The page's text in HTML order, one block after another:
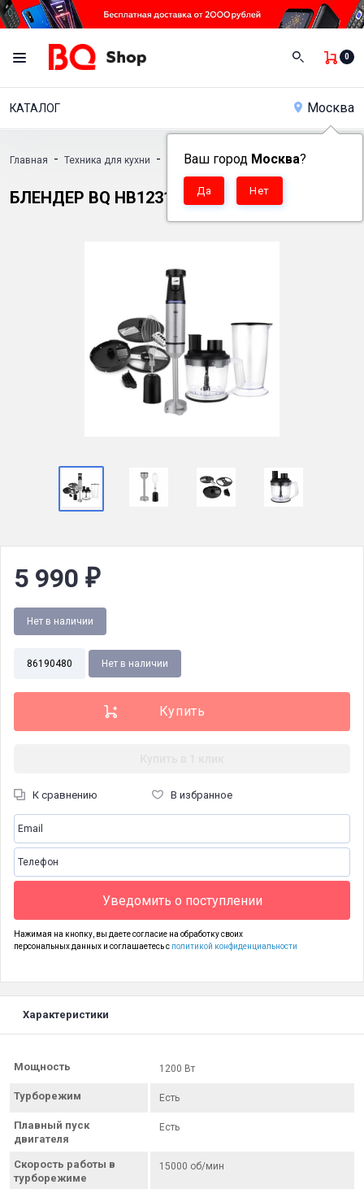
0
КАТАЛОГ Москва
Ваш город Москва?
Главная - Техника для кухни - Ручные блендеры
БЛЕНДЕР BQ HB1231SS
5 990 ₽
Нет в наличии
86190480 Нет в наличии
К сравнению В избранное
Уведомить о поступлении
Нажимая на кнопку, вы даете согласие на обработку своих
персональных данных и соглашаетесь с политикой конфиденциальности
Характеристики
Мощность 1200 Вт
Турборежим Есть
Плавный пуск
двигателя
Есть
Скорость работы в
турборежиме
15000 об/мин